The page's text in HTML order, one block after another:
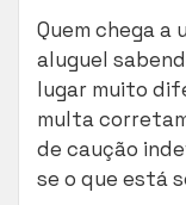
Quem chega a
aluguel
lugar muito
multa
de caução
se o que está